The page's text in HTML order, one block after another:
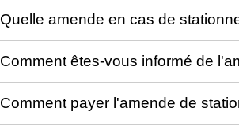
Quelle amende en cas de
Comment êtes-vous informé de
Comment payer l'amende de